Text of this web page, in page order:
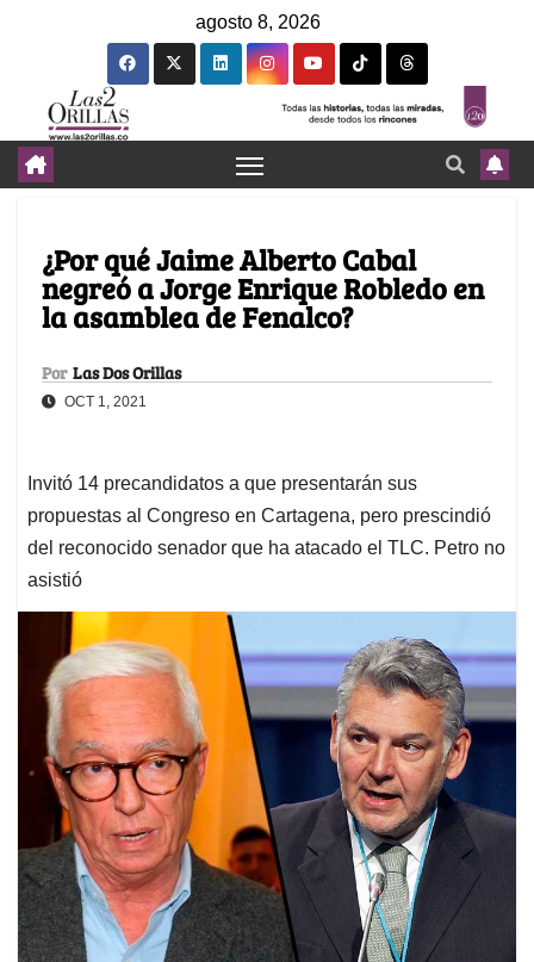
agosto 8, 2026
¿Por qué Jaime Alberto Cabal
negreó a Jorge Enrique Robledo en
la asamblea de Fenalco?
Por Las Dos Orillas
OCT 1, 2021
Invitó 14 precandidatos a que presentarán sus
propuestas al Congreso en Cartagena, pero prescindió
del reconocido senador que ha atacado el TLC. Petro no
asistió